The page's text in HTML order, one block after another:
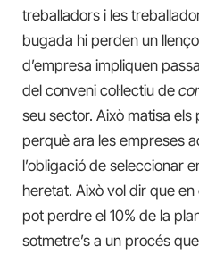
treballadors i les
bugada hi perden un
d’empresa impliquen
del conveni col·lectiu de
seu sector. Això matisa
perquè ara les empreses
l’obligació de seleccionar
heretat. Això vol dir que
pot perdre el 10% de la
sotmetre’s a un procés